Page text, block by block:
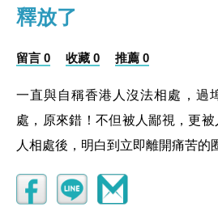
釋放了
留言 0 收藏 0 推薦 0
一直與自稱香港人沒法相處，過
處，原來錯！不但被人鄙視，更
人相處後，明白到立即離開痛苦的